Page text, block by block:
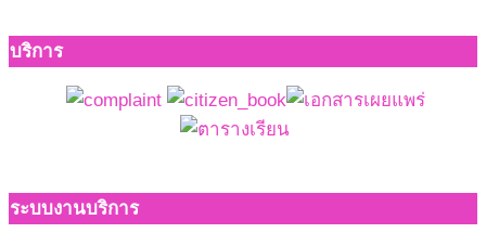
บริการ
ระบบงานบริการ